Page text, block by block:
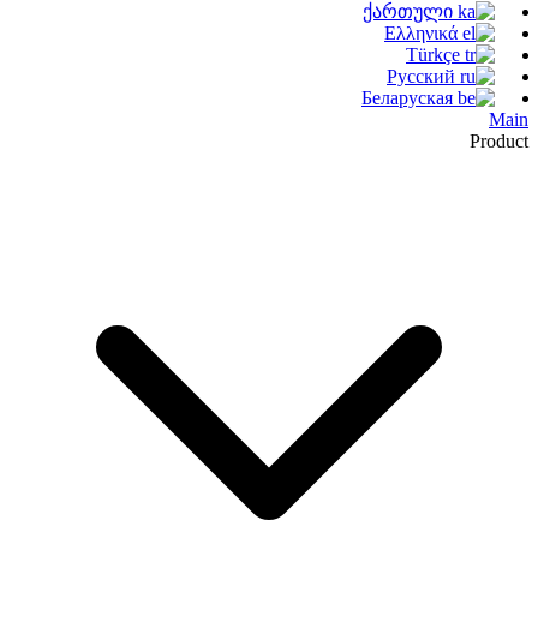
ქართული
Ελληνικά
Türkçe
Русский
Беларуская
Main
Product